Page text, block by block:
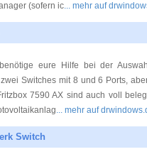
(sofern ic... mehr auf
eure Hilfe bei der
Switches mit 8 und 6 Ports,
7590 AX sind auch voll
... mehr auf
Switch